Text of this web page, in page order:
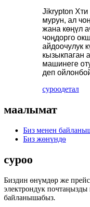
Jikrypton
мурун, ал
жана көңүл
чоңдорго
айдоочулук
кызыкпаган
машинеге
деп
суроодетал
маалымат
Биз менен
Биз жөнүндө
суроо
Биздин өнүмдөр же
электрондук
байланышабыз.